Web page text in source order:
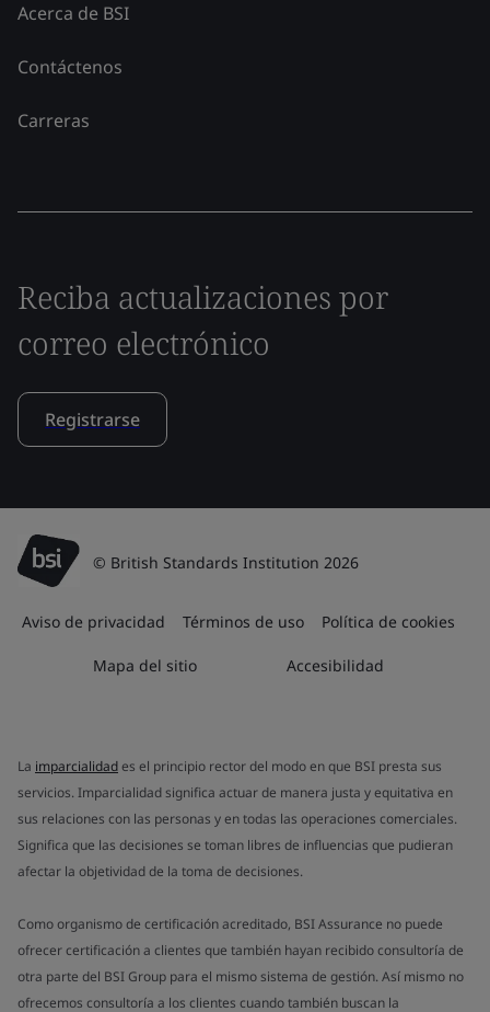
Acerca de BSI
Contáctenos
Carreras
Reciba actualizaciones por
correo electrónico
Registrarse
© British Standards Institution 2026
Aviso de privacidad Términos de uso Política de cookies
Mapa del sitio Accesibilidad
La imparcialidades el principio rector del modo en que BSI presta sus
servicios. Imparcialidad significa actuar de manera justa y equitativa en
sus relaciones con las personas y en todas las operaciones comerciales.
Significa que las decisiones se toman libres de influencias que pudieran
afectar la objetividad de la toma de decisiones.
Como organismo de certificación acreditado, BSI Assurance no puede
ofrecer certificación a clientes que también hayan recibido consultoría de
otra parte del BSI Group para el mismo sistema de gestión. Así mismo no
ofrecemos consultoría a los clientes cuando también buscan la